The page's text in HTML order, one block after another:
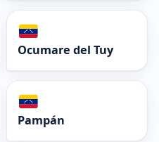
Ocumare del Tuy
Pampán